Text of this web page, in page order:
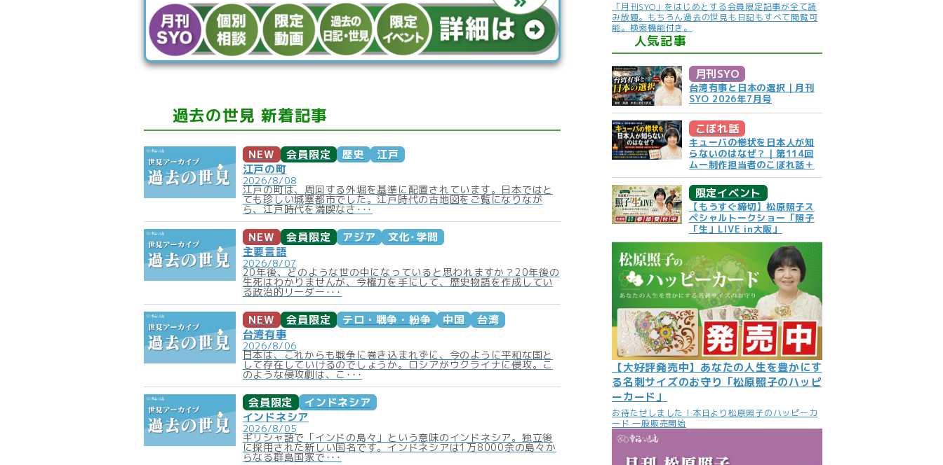
過去の世見 新着記事
NEW 会員限定 歴史
江戸
江戸の町
2026/8/08
江戸の町は、周回する外堀を基準に配置されています。日本ではと
ても珍しい城塞都市でした。江戸時代の古地図をご覧になりなが
ら、江戸時代を満喫なさ･･･
NEW 会員限定 アジア
文化･学問
主要言語
2026/8/07
20年後、どのような世の中になっていると思われますか？20年後の
生死はわかりませんが、今権力を手にして、歴史物語を作成してい
る政治的リーダー･･･
NEW 会員限定 テロ・戦争・紛争 中国
台湾
台湾有事
2026/8/06
日本は、これからも戦争に巻き込まれずに、今のように平和な国と
して存在していけるのでしょうか。ロシアがウクライナに侵攻。こ
のような侵攻劇は、こ･･･
会員限定
インドネシア
インドネシア
2026/8/05
ギリシャ語で「インドの島々」という意味のインドネシア。独立後
に採用された新しい国名です。インドネシアは1万8000余の島々か
らなる群島国家で･･･
「月刊SYO」をはじめとする会員限定記事が全て読
み放題。もちろん過去の世見も日記もすべて閲覧可
能。検索機能付き。
人気記事
月刊SYO
台湾有事と日本の選択｜月刊
SYO 2026年7月号
こぼれ話
キューバの惨状を日本人が知
らないのはなぜ？｜第114回
ムー制作担当者のこぼれ話＋
限定イベント
【もうすぐ締切】松原照子ス
ペシャルトークショー「照子
「生」LIVE in大阪」
【大好評発売中】あなたの人生を豊かにす
る名刺サイズのお守り「松原照子のハッピ
ーカード」
お待たせしました！本日より松原照子のハッピーカ
ード 一般販売開始